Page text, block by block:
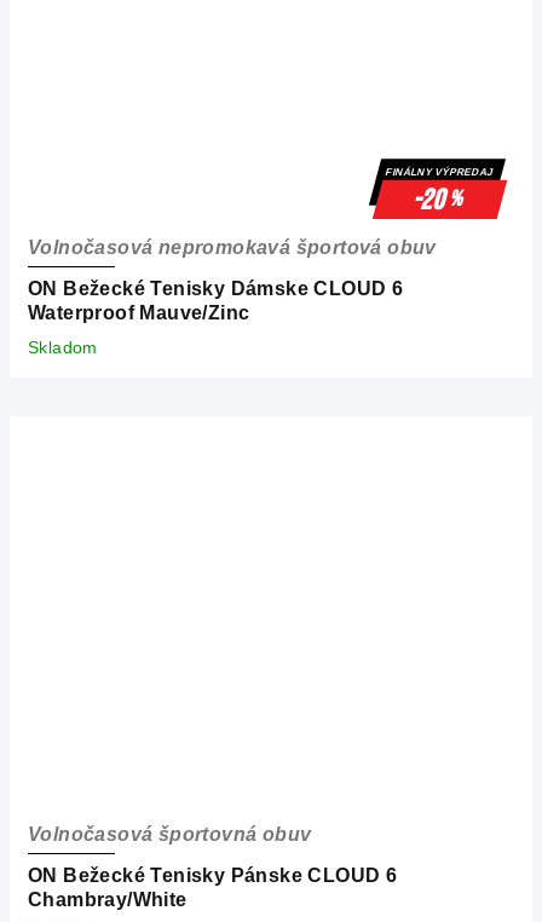
FINÁLNY VÝPREDAJ
-20%
ON Bežecké Tenisky Dámske CLOUD 6
Waterproof Mauve/Zinc
Volnočasová nepromokavá športová obuv
Skladom
ON Bežecké Tenisky Pánske CLOUD 6
Chambray/White
Volnočasová športovná obuv